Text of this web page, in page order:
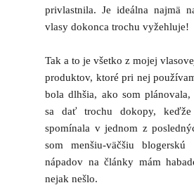
privlastnila. Je ideálna najmä
vlasy dokonca trochu vyžehluje!
Tak a to je všetko z mojej
produktov, ktoré pri nej
bola dlhšia, ako som plánovala,
sa dať trochu dokopy,
spomínala v jednom z
som menšiu-väčšiu
nápadov na články mám
nejak nešlo.